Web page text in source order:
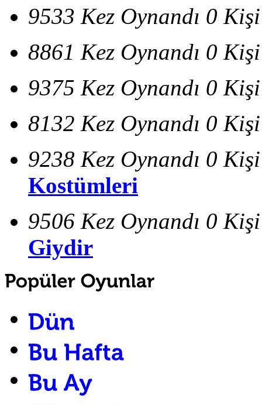
9533 Kez Oynandı 0
8861 Kez Oynandı 0
9375 Kez Oynandı 0
8132 Kez Oynandı 0
9238 Kez Oynandı 0
Kostümleri
9506 Kez Oynandı 0
Giydir